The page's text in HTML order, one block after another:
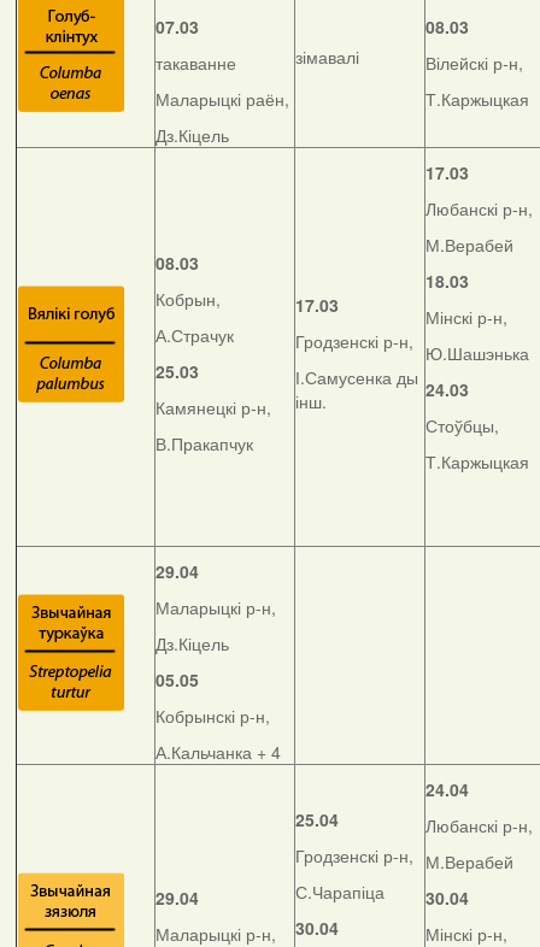
07.03
такаванне
Маларыцкі раён,
Дз.Кіцель
зімавалі
08.03
Вілейскі р-н,
Т.Каржыцкая
08.03
Кобрын,
А.Страчук
25.03
Камянецкі р-н,
В.Пракапчук
17.03
Гродзенскі р-н,
І.Самусенка ды
інш.
17.03
Любанскі р-н,
М.Верабей
18.03
Мінскі р-н,
Ю.Шашэнька
24.03
Стоўбцы,
Т.Каржыцкая
29.04
Маларыцкі р-н,
Дз.Кіцель
05.05
Кобрынскі р-н,
А.Кальчанка + 4
29.04
Маларыцкі р-н,
25.04
Гродзенскі р-н,
С.Чарапіца
30.04
24.04
Любанскі р-н,
М.Верабей
30.04
Мінскі р-н,